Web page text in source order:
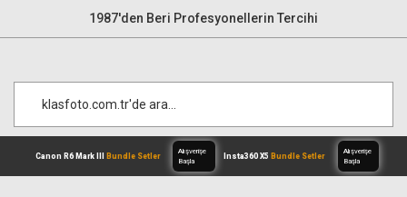
1987'den Beri Profesyonellerin Tercihi